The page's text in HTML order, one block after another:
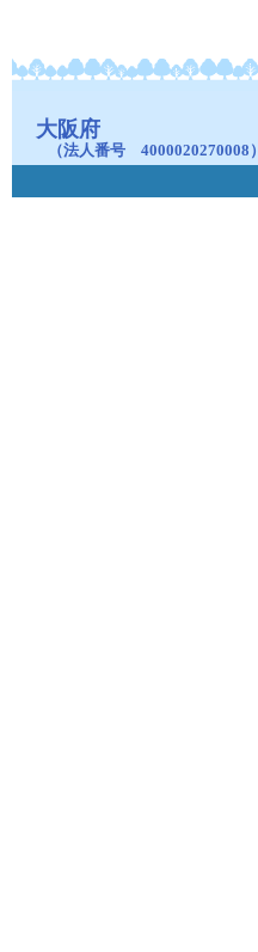
大阪府
（法人番号 4000020270008）